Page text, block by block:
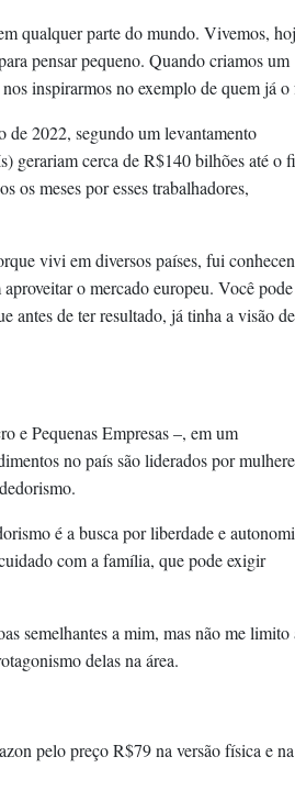
qualquer parte do mundo. Vivemos,
pensar pequeno. Quando criamos um
inspirarmos no exemplo de quem já o
2022, segundo um levantamento
gerariam cerca de R$140 bilhões até o
os meses por esses trabalhadores,
vivi em diversos países, fui
o mercado europeu. Você pode
antes de ter resultado, já tinha a visão
e Pequenas Empresas –, em um
no país são liderados por
é a busca por liberdade e
com a família, que pode exigir
semelhantes a mim, mas não me limito
delas na área.
pelo preço R$79 na versão física e na